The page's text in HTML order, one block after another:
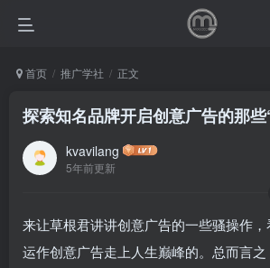
首页 推广学社 正文
探索知名品牌开启创意广告的那
kvavilang
5年前更新
来让草根君讲讲创意广告的一些骚操作
运作创意广告走上人生巅峰的。总而言